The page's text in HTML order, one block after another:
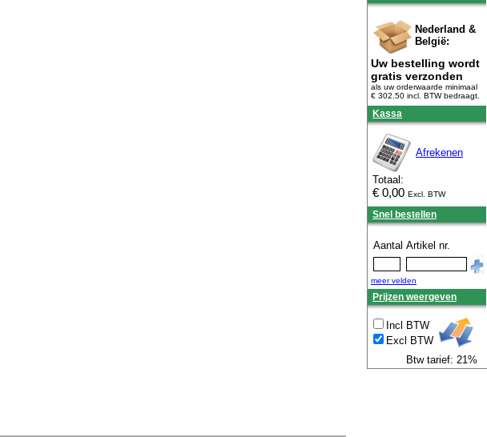
Nederland &
België:
Uw bestelling wordt
gratis verzonden
als uw orderwaarde minimaal
€ 302.50 incl. BTWbedraagt.
Kassa
Afrekenen
Totaal:
€ 0,00 Excl. BTW
Snel bestellen
Aantal Artikel nr.
meer velden
Prijzen weergeven
Incl BTW
Excl BTW
Btw tarief: 21%